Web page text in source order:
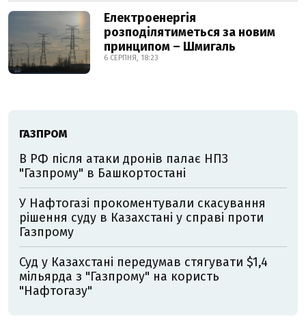
Електроенергія
розподілятиметься за новим
принципом – Шмигаль
6 СЕРПНЯ, 18:23
ГАЗПРОМ
В РФ після атаки дронів палає НПЗ
"Газпрому" в Башкортостані
У Нафтогазі прокоментували скасування
рішення суду в Казахстані у справі проти
Газпрому
Суд у Казахстані передумав стягувати $1,4
мільярда з "Газпрому" на користь
"Нафтогазу"